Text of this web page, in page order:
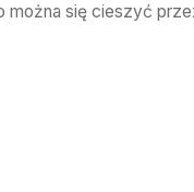
się cieszyć